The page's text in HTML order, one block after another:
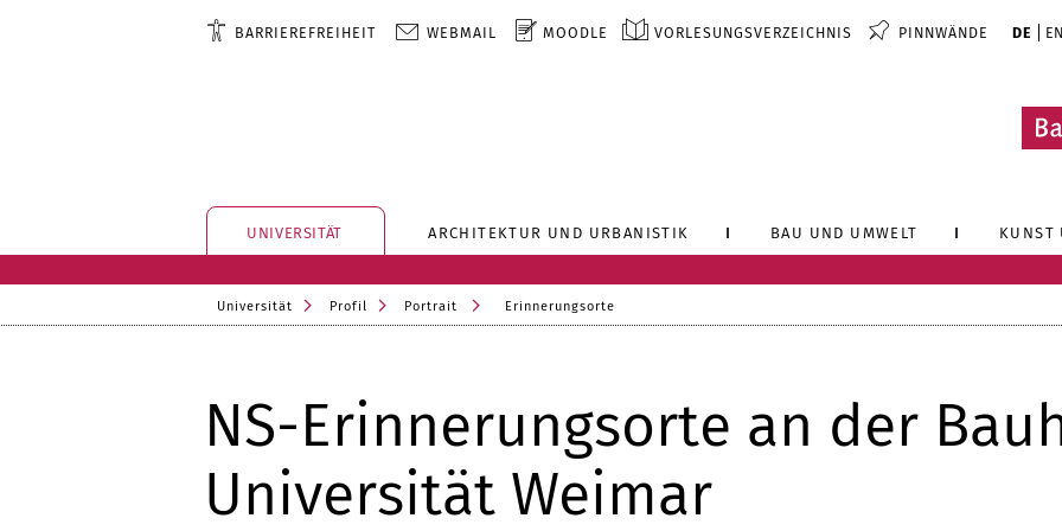
BARRIEREFREIHEIT WEBMAIL MOODLE VORLESUNGSVERZEICHNIS PINNWÄNDE DE EN
UNIVERSITÄT ARCHITEKTUR UND URBANISTIK BAU UND UMWELT KUNST
Universität Profil Portrait Erinnerungsorte
NS-Erinnerungsorte an der
Universität Weimar